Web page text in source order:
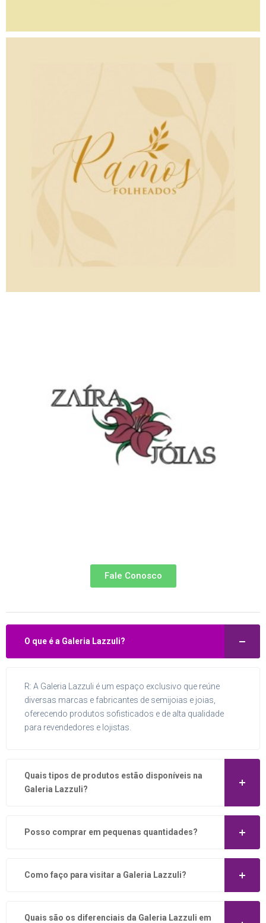
Fale Conosco
O que é a Galeria Lazzuli?
R: A Galeria Lazzuli é um espaço exclusivo que reúne
diversas marcas e fabricantes de semijoias e joias,
oferecendo produtos sofisticados e de alta qualidade
para revendedores e lojistas.
Quais tipos de produtos estão disponíveis na
Galeria Lazzuli?
Posso comprar em pequenas quantidades?
Como faço para visitar a Galeria Lazzuli?
Quais são os diferenciais da Galeria Lazzuli em